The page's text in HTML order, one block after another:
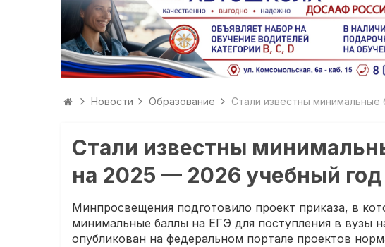
Новости Образование Стали известны
Стали известны
на 2025 — 2026 учебный год
Минпросвещения подготовило проект приказа, в
минимальные баллы на ЕГЭ для поступления в вузы
опубликован на федеральном портале проектов